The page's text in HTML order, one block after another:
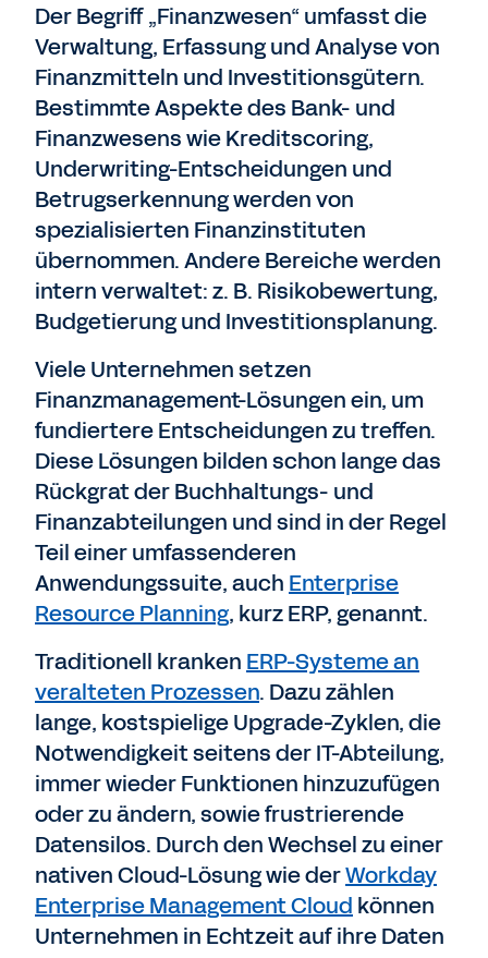
Der Begriff „Finanzwesen“ umfasst die
Verwaltung, Erfassung und Analyse von
Finanzmitteln und Investitionsgütern.
Bestimmte Aspekte des Bank- und
Finanzwesens wie Kreditscoring,
Underwriting-Entscheidungen und
Betrugserkennung werden von
spezialisierten Finanzinstituten
übernommen. Andere Bereiche werden
intern verwaltet: z. B. Risikobewertung,
Budgetierung und Investitionsplanung.
Viele Unternehmen setzen
Finanzmanagement-Lösungen ein, um
fundiertere Entscheidungen zu treffen.
Diese Lösungen bilden schon lange das
Rückgrat der Buchhaltungs- und
Finanzabteilungen und sind in der Regel
Teil einer umfassenderen
Anwendungssuite, auch Enterprise
Resource Planning, kurz ERP, genannt.
Traditionell kranken ERP-Systeme an
veralteten Prozessen. Dazu zählen
lange, kostspielige Upgrade-Zyklen, die
Notwendigkeit seitens der IT-Abteilung,
immer wieder Funktionen hinzuzufügen
oder zu ändern, sowie frustrierende
Datensilos. Durch den Wechsel zu einer
nativen Cloud-Lösung wie derWorkday
Enterprise Management Cloud können
Unternehmen in Echtzeit auf ihre Daten